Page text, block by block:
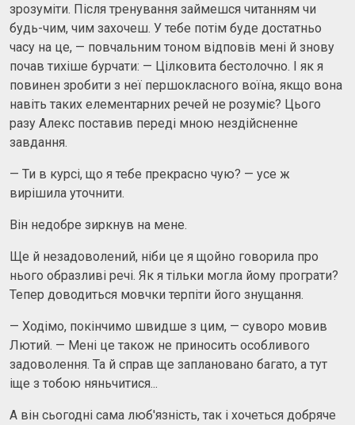
зрозуміти. Після тренування займешся читанням чи
будь-чим, чим захочеш. У тебе потім буде достатньо
часу на це, — повчальним тоном відповів мені й знову
почав тихіше бурчати: — Цілковита бестолочно. І як я
повинен зробити з неї першокласного воїна, якщо вона
навіть таких елементарних речей не розуміє? Цього
разу Алекс поставив переді мною нездійсненне
завдання.
— Ти в курсі, що я тебе прекрасно чую? — усе ж
вирішила уточнити.
Він недобре зиркнув на мене.
Ще й незадоволений, ніби це я щойно говорила про
нього образливі речі. Як я тільки могла йому програти?
Тепер доводиться мовчки терпіти його знущання.
— Ходімо, покінчимо швидше з цим, — суворо мовив
Лютий. — Мені це також не приносить особливого
задоволення. Та й справ ще заплановано багато, а тут
іще з тобою няньчитися...
А він сьогодні сама люб'язність, так і хочеться добряче